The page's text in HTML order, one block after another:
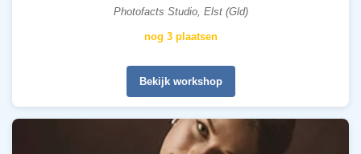
Photofacts Studio, Elst (Gld)
nog 3 plaatsen
Bekijk workshop